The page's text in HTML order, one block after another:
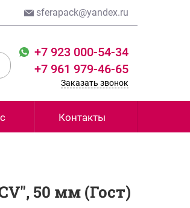
sferapack@yandex.ru
+7 923 000-54-34
+7 961 979-46-65
Заказать звонок
Контакты
50 мм (Гост)